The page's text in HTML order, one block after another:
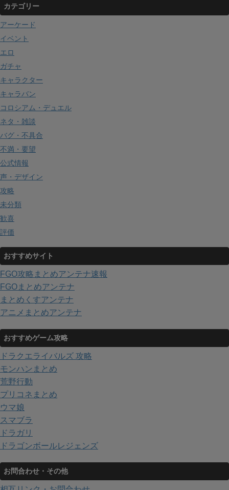
カテゴリー
アーケード
イベント
エロ
ガチャ
キャラクター
キャラバン
コロシアム・デュエル
ネタ・雑談
バグ・不具合
不満・要望
公式情報
声・デザイン
攻略
未分類
歓喜
評価
おすすめサイト
FGO攻略まとめアンテナ速報
FGOまとめアンテナ
まとめくすアンテナ
アニメまとめアンテナ
おすすめゲーム攻略
ドラクエライバルズ 攻略
モンハンまとめ
荒野行動
プリコネまとめ
ウマ娘
スマブラ
ドラガリ
ドラゴンボールレジェンズ
お問合わせ・その他